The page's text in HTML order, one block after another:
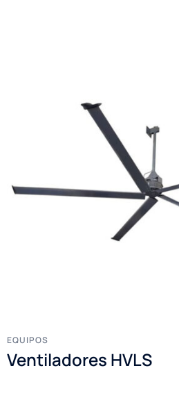
EQUIPOS
Ventiladores HVLS